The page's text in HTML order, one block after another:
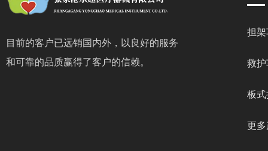
目前的客户已远销国内外，以良好的服务
和可靠的品质赢得了客户的信赖。
担架
救
板
更